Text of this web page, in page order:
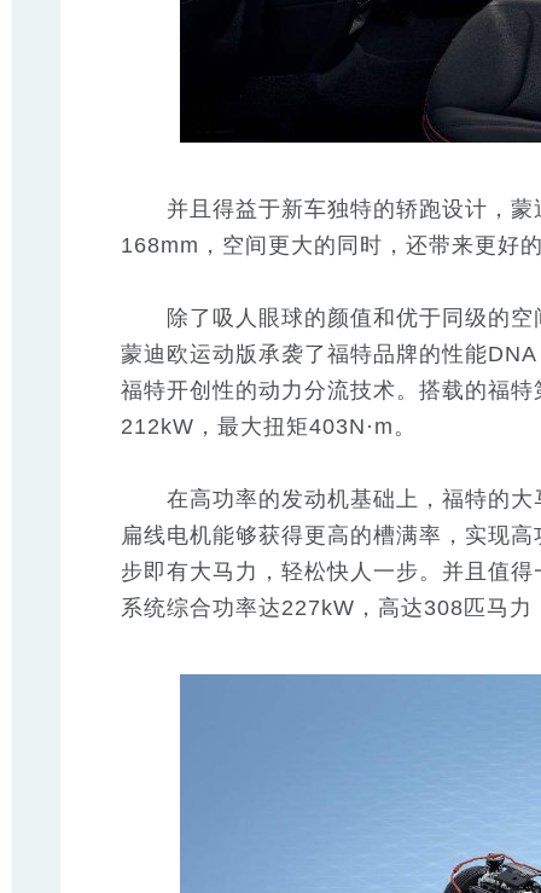
并且得益于新车独特的轿跑设计，蒙
168mm，空间更大的同时，还带来更好
除了吸人眼球的颜值和优于同级的空
蒙迪欧运动版承袭了福特品牌的性能
福特开创性的动力分流技术。搭载的福
212kW，最大扭矩403N·m。
在高功率的发动机基础上，福特的大
扁线电机能够获得更高的槽满率，实现
步即有大马力，轻松快人一步。并且值
系统综合功率达227kW，高达308匹马